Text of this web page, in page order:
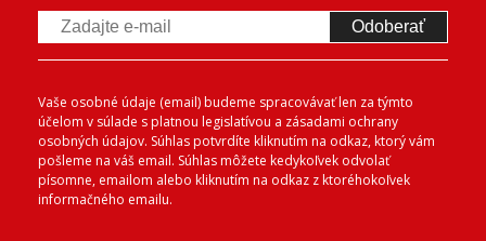
Odoberať
Vaše osobné údaje (email) budeme spracovávať len za týmto
účelom v súlade s platnou legislatívou a zásadami ochrany
osobných údajov. Súhlas potvrdíte kliknutím na odkaz, ktorý vám
pošleme na váš email. Súhlas môžete kedykoľvek odvolať
písomne, emailom alebo kliknutím na odkaz z ktoréhokoľvek
informačného emailu.